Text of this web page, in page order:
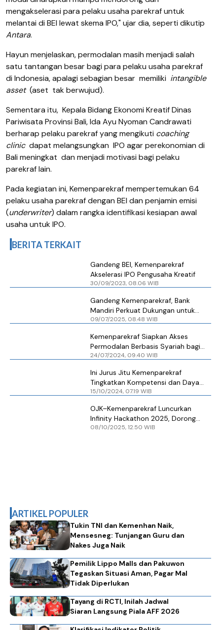
mengakselerasi para pelaku usaha parekraf untuk
melantai di BEI lewat skema IPO," ujar dia, seperti dikutip
Antara.
Hayun menjelaskan, permodalan masih menjadi salah
satu tantangan besar bagi para pelaku usaha parekraf
di Indonesia, apalagi sebagian besar memiliki intangible
asset (aset tak berwujud).
Sementara itu, Kepala Bidang Ekonomi Kreatif Dinas
Pariwisata Provinsi Bali, Ida Ayu Nyoman Candrawati
berharap pelaku parekraf yang mengikuti coaching
clinic dapat melangsungkan IPO agar perekonomian di
Bali meningkat dan menjadi motivasi bagi pelaku
parekraf lain.
Pada kegiatan ini, Kemenparekraf mempertemukan 64
pelaku usaha parekraf dengan BEI dan penjamin emisi
(underwriter) dalam rangka identifikasi kesiapan awal
usaha untuk IPO.
BERITA TERKAIT
Gandeng BEI, Kemenparekraf
Akselerasi IPO Pengusaha Kreatif
30/09/2023, 08.06 WIB
Gandeng Kemenparekraf, Bank
Mandiri Perkuat Dukungan untuk
Pelaku Usaha Kreatif
09/07/2025, 08.48 WIB
Kemenparekraf Siapkan Akses
Permodalan Berbasis Syariah bagi
Pelaku Ekonomi Kreatif
24/07/2024, 09.40 WIB
Ini Jurus Jitu Kemenparekraf
Tingkatkan Kompetensi dan Daya
Saing SDM Pariwisata dan Ekonomi
15/10/2024, 07.19 WIB
OJK–Kemenparekraf Luncurkan
Infinity Hackathon 2025, Dorong
Ekonomi Kreatif Lewat Inovasi Digital
08/10/2025, 12.50 WIB
ARTIKEL POPULER
Tukin TNI dan Kemenhan Naik,
Mensesneg: Tunjangan Guru dan
Nakes Juga Naik
Pemilik Lippo Malls dan Pakuwon
Tegaskan Situasi Aman, Pagar Mal
Tidak Diperlukan
Tayang di RCTI, Inilah Jadwal
Siaran Langsung Piala AFF 2026